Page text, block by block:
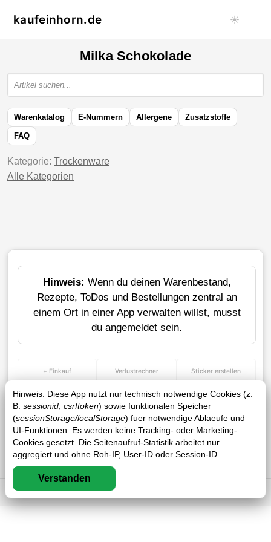
kaufeinhorn.de ☀️
Hinweis: Diese App nutzt nur technisch notwendige Cookies (z.
B. sessionid csrftoken) sowie funktionalen Speicher
(sessionStorage/localStorage) fuer notwendige Ablaeufe und
UI-Funktionen. Es werden keine Tracking- oder Marketing-
Cookies gesetzt. Die Seitenaufruf-Statistik arbeitet nur
aggregiert und ohne Roh-IP, User-ID oder Session-ID.
Verstanden
Milka Schokolade
Warenkatalog E-Nummern Allergene Zusatzstoffe
FAQ
Kategorie: Trockenware
Alle Kategorien
Hinweis: Wenn du deinen Warenbestand,
Rezepte, ToDos und Bestellungen zentral an
einem Ort in einer App verwalten willst, musst
du angemeldet sein.
+ Einkauf Verlustrechner Sticker erstellen
0 / 0
Impressum